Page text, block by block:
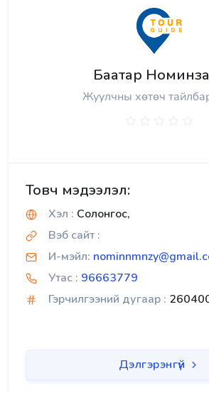
Баатар
Жуулчны хөтөч
Товч мэдээлэл:
Хэл : Солонгос,
Вэб сайт :
И-мэйл:
Утас : 96663779
Гэрчилгээний дугаар :
Дэлгэрэнгүй